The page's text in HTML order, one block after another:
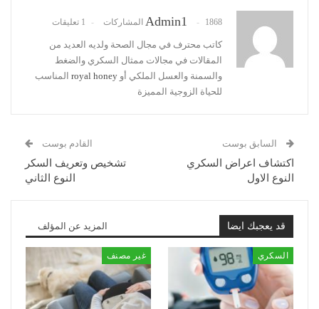
Admin1 1868 المشاركات 1 تعليقات
كاتب محترف في مجال الصحة ولديه العديد من
المقالات في مجالات ممثال السكري والضغط
والسمنة والعسل الملكي أو royal honey المناسب
للحياة الزوجية المميزة
السابق بوست
اكتشاف اعراض السكري
النوع الاول
القادم بوست
تشخيص وتعريف السكر
النوع الثاني
قد يعجبك ايضا المزيد عن المؤلف
السكري غير مصنف